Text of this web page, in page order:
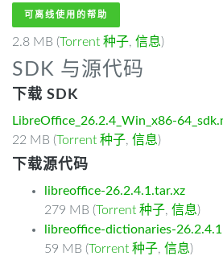
可离线使用的帮助
2.8 MB (Torrent 种子, 信息)
SDK 与源代码
下载 SDK
LibreOffice_26.2.4_Win_x86-
22 MB (Torrent 种子, 信息)
下载源代码
libreoffice-26.2.4.1.tar.xz
279 MB (Torrent 种子, 信息)
libreoffice-dictionaries-
59 MB (Torrent 种子, 信息)